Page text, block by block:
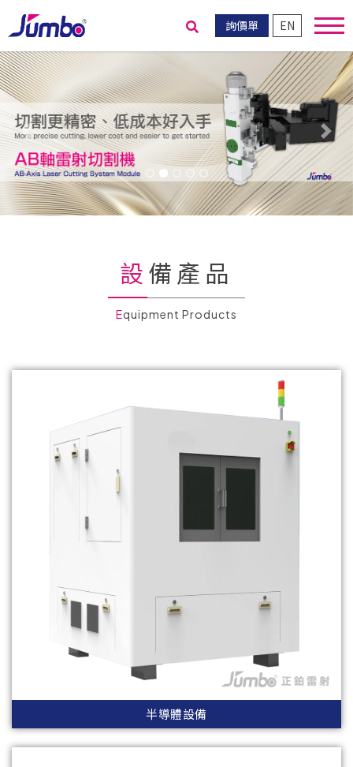
詢價單 EN
送出搜尋
Previous
Next
設備產品
Equipment Products
半導體設備